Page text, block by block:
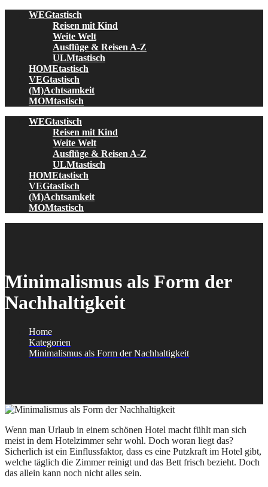
WEGtastisch
Reisen mit Kind
Weite Welt
Ausflüge & Reisen A-Z
ULMtastisch
HOMEtastisch
VEGtastisch
(M)Achtsamkeit
MOMtastisch
WEGtastisch
Reisen mit Kind
Weite Welt
Ausflüge & Reisen A-Z
ULMtastisch
HOMEtastisch
VEGtastisch
(M)Achtsamkeit
MOMtastisch
Minimalismus als Form der
Nachhaltigkeit
Home
Kategorien
Minimalismus als Form der Nachhaltigkeit
Wenn man Urlaub in einem schönen Hotel macht fühlt man sich
meist in dem Hotelzimmer sehr wohl. Doch woran liegt das?
Sicherlich ist ein Einflussfaktor, dass es eine Putzkraft im Hotel gibt,
welche täglich die Zimmer reinigt und das Bett frisch bezieht. Doch
das allein kann noch nicht alles sein.